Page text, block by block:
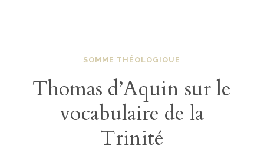
SOMME THÉOLOGIQUE
Thomas d’Aquin sur le
vocabulaire de la
Trinité